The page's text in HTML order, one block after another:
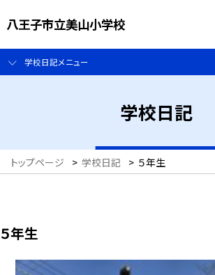
八王子市立美山小学校
学校日記メニュー
学校日記
トップページ > 学校日記 > ５年生
５年生